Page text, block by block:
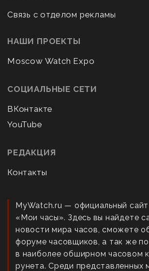
Связь с отделом рекламы
НАШИ ПРОЕКТЫ
Moscow Watch Expo
СОЦИАЛЬНЫЕ СЕТИ
ВКонтакте
YouTube
РЕДАКЦИЯ
Контакты
MyWatch.ru — официальный
«Мои часы». Здесь вы найдете
новости мира часов, сможете
форуме часовщиков, а так же
в наиболее обширном часовом
рунета. Среди представленных